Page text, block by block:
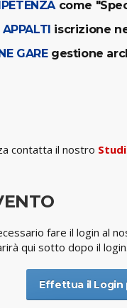
come
iscrizione
GAREgestione
contatta il nostro
fare il login al
qui sotto dopo il login.
Effettua il Login